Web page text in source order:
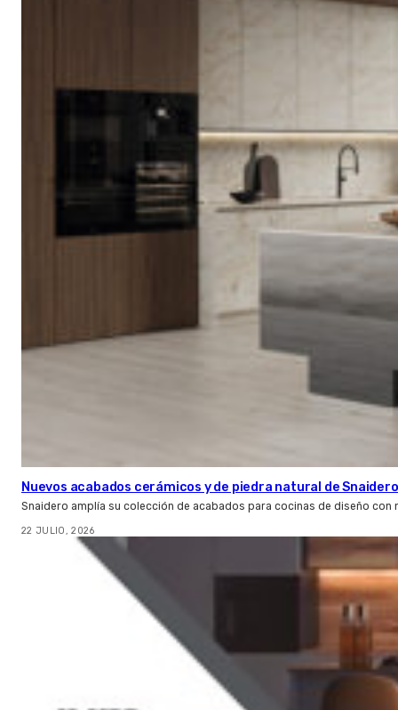
Nuevos acabados cerámicos y de piedra natural de Snaidero
Snaidero amplía su colección de acabados para cocinas de diseño
22 JULIO, 2026